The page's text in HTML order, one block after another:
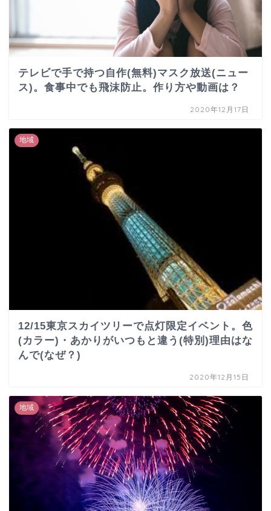
テレビで手で持つ自作(無料)マスク放送(ニュー
ス)。食事中でも飛沫防止。作り方や動画は？
2020年12月17日
地域
12/15東京スカイツリーで点灯限定イベント。色
(カラー)・あかりがいつもと違う(特別)理由はな
んで(なぜ？)
2020年12月15日
地域